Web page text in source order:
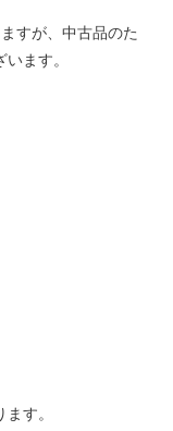
すが、中古品のた
ます。
す。